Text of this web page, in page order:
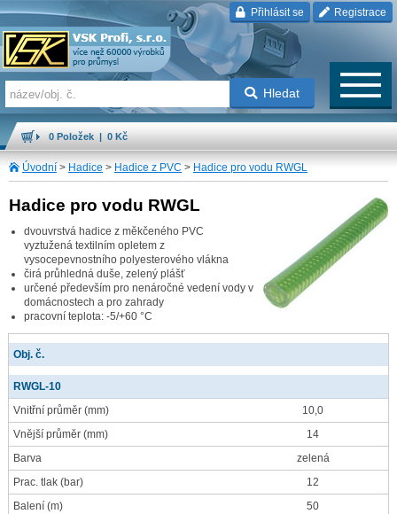
Přihlásit se Registrace
Hledat
0 Položek | 0 Kč
Úvodní > Hadice > Hadice z PVC > Hadice pro vodu RWGL
Hadice pro vodu RWGL
dvouvrstvá hadice z měkčeného PVC
vyztužená textilním opletem z
vysocepevnostního polyesterového vlákna
čirá průhledná duše, zelený plášť
určené především pro nenáročné vedení vody v
domácnostech a pro zahrady
pracovní teplota: -5/+60 °C
Obj. č.
RWGL-10
Vnitřní průměr (mm)
10,0
Vnější průměr (mm)
14
Barva
zelená
Prac. tlak (bar)
12
Balení (m)
50